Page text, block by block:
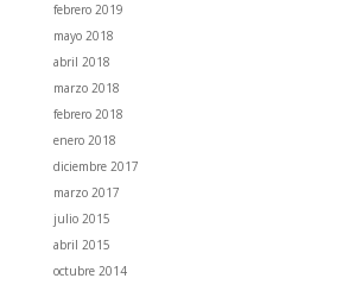
febrero 2019
mayo 2018
abril 2018
marzo 2018
febrero 2018
enero 2018
diciembre 2017
marzo 2017
julio 2015
abril 2015
octubre 2014